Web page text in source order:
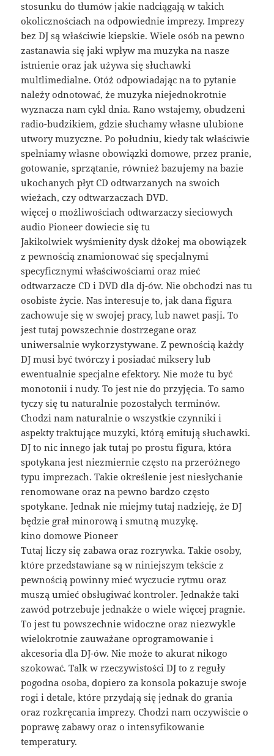
stosunku do tłumów jakie nadciągają w takich
okolicznościach na odpowiednie imprezy. Imprezy
bez DJ są właściwie kiepskie. Wiele osób na pewno
zastanawia się jaki wpływ ma muzyka na nasze
istnienie oraz jak używa się słuchawki
multlimedialne. Otóż odpowiadając na to pytanie
należy odnotować, że muzyka niejednokrotnie
wyznacza nam cykl dnia. Rano wstajemy, obudzeni
radio-budzikiem, gdzie słuchamy własne ulubione
utwory muzyczne. Po południu, kiedy tak właściwie
spełniamy własne obowiązki domowe, przez pranie,
gotowanie, sprzątanie, również bazujemy na bazie
ukochanych płyt CD odtwarzanych na swoich
wieżach, czy odtwarzaczach DVD.
więcej o możliwościach odtwarzaczy sieciowych
audio Pioneer dowiecie się tu
Jakikolwiek wyśmienity dysk dżokej ma obowiązek
z pewnością znamionować się specjalnymi
specyficznymi właściwościami oraz mieć
odtwarzacze CD i DVD dla dj-ów. Nie obchodzi nas tu
osobiste życie. Nas interesuje to, jak dana figura
zachowuje się w swojej pracy, lub nawet pasji. To
jest tutaj powszechnie dostrzegane oraz
uniwersalnie wykorzystywane. Z pewnością każdy
DJ musi być twórczy i posiadać miksery lub
ewentualnie specjalne efektory. Nie może tu być
monotonii i nudy. To jest nie do przyjęcia. To samo
tyczy się tu naturalnie pozostałych terminów.
Chodzi nam naturalnie o wszystkie czynniki i
aspekty traktujące muzyki, którą emitują słuchawki.
DJ to nic innego jak tutaj po prostu figura, która
spotykana jest niezmiernie często na przeróżnego
typu imprezach. Takie określenie jest niesłychanie
renomowane oraz na pewno bardzo często
spotykane. Jednak nie miejmy tutaj nadzieję, że DJ
będzie grał minorową i smutną muzykę.
kino domowe Pioneer
Tutaj liczy się zabawa oraz rozrywka. Takie osoby,
które przedstawiane są w niniejszym tekście z
pewnością powinny mieć wyczucie rytmu oraz
muszą umieć obsługiwać kontroler. Jednakże taki
zawód potrzebuje jednakże o wiele więcej pragnie.
To jest tu powszechnie widoczne oraz niezwykle
wielokrotnie zauważane oprogramowanie i
akcesoria dla DJ-ów. Nie może to akurat nikogo
szokować. Talk w rzeczywistości DJ to z reguły
pogodna osoba, dopiero za konsola pokazuje swoje
rogi i detale, które przydają się jednak do grania
oraz rozkręcania imprezy. Chodzi nam oczywiście o
poprawę zabawy oraz o intensyfikowanie
temperatury.